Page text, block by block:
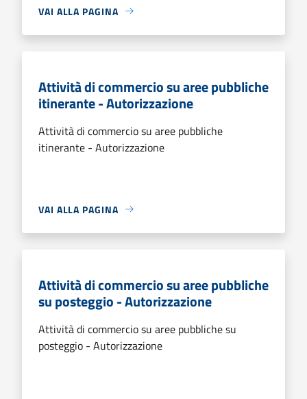
VAI ALLA PAGINA
Attività di commercio su aree pubbliche
itinerante - Autorizzazione
Attività di commercio su aree pubbliche
itinerante - Autorizzazione
VAI ALLA PAGINA
Attività di commercio su aree pubbliche
su posteggio - Autorizzazione
Attività di commercio su aree pubbliche su
posteggio - Autorizzazione